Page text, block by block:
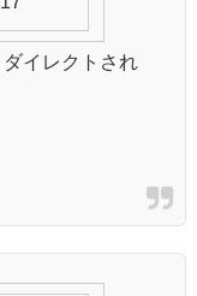
イレクトされ